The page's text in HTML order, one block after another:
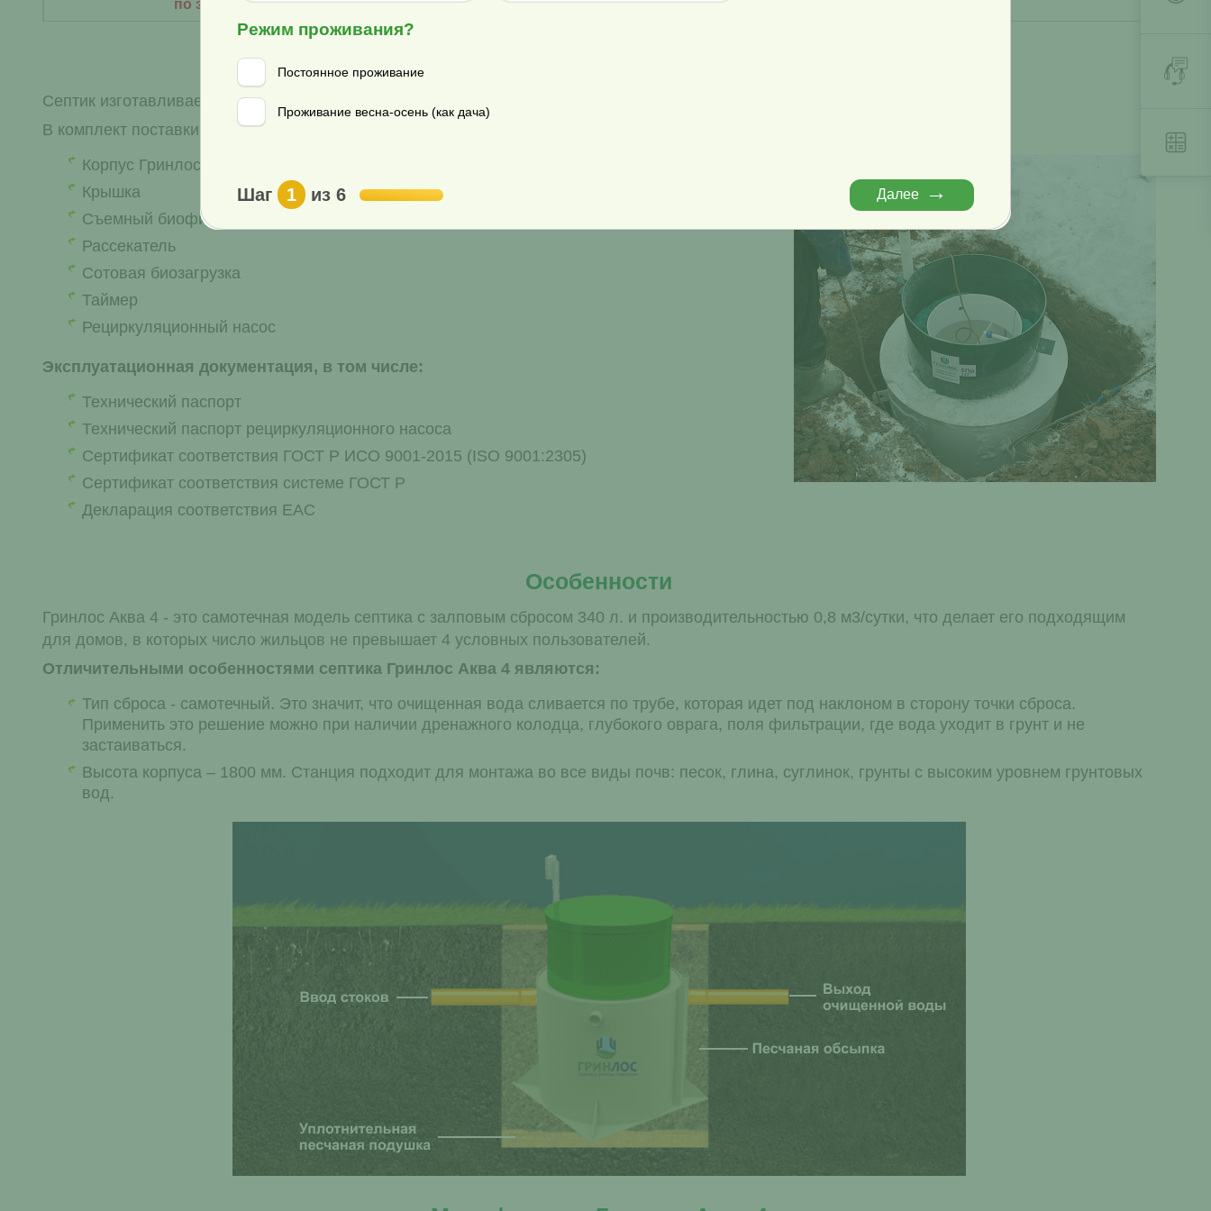
по запросу 19 000руб.
Септик изготавливается в едином цилиндрическом корпусе и поставляется полностью укомплектованным и готовым к работе.
В комплект поставки септика Гринлос Аква 4 входят следующие элементы:
Корпус Гринлос Аква 4
Крышка
Съемный биофильтр
Рассекатель
Сотовая биозагрузка
Таймер
Рециркуляционный насос
Эксплуатационная документация, в том числе:
Технический паспорт
Технический паспорт рециркуляционного насоса
Сертификат соответствия ГОСТ Р ИСО 9001-2015 (ISO 9001:2305)
Сертификат соответствия системе ГОСТ Р
Декларация соответствия ЕАС
Особенности
Гринлос Аква 4 - это самотечная модель септика с залповым сбросом 340 л. и производительностью 0,8 м3/сутки, что делает его подходящим
для домов, в которых число жильцов не превышает 4 условных пользователей.
Отличительными особенностями септика Гринлос Аква 4 являются:
Тип сброса - самотечный. Это значит, что очищенная вода сливается по трубе, которая идет под наклоном в сторону точки сброса.
Применить это решение можно при наличии дренажного колодца, глубокого оврага, поля фильтрации, где вода уходит в грунт и не
застаиваться.
Высота корпуса – 1800 мм. Станция подходит для монтажа во все виды почв: песок, глина, суглинок, грунты с высоким уровнем грунтовых
вод.
Режим проживания?
Постоянное проживание
Проживание весна-осень (как дача)
Шаг 1 из 6 Далее